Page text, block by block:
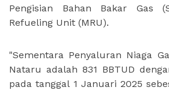
Pengisian Bahan Bakar Gas
Refueling Unit (MRU).
"Sementara Penyaluran Niaga
Nataru adalah 831 BBTUD
pada tanggal 1 Januari 2025